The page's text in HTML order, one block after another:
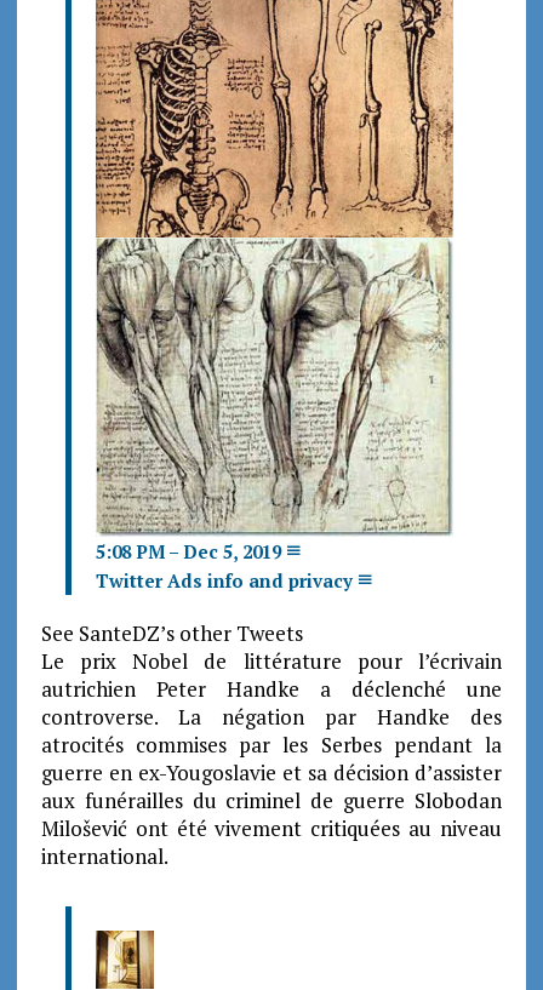
5:08 PM – Dec 5, 2019
Twitter Ads info and privacy
See SanteDZ’s other Tweets
Le prix Nobel de littérature pour l’écrivain
autrichien Peter Handke a déclenché une
controverse. La négation par Handke des
atrocités commises par les Serbes pendant la
guerre en ex-Yougoslavie et sa décision d’assister
aux funérailles du criminel de guerre Slobodan
Milošević ont été vivement critiquées au niveau
international.